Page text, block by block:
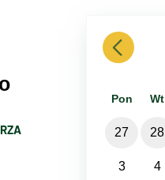
previous
Pon Wt
27 28
3 4